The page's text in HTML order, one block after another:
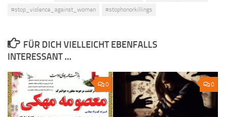
#stop_violence_against_women
#stophonorkillings
FÜR DICH VIELLEICHT EBENFALLS
INTERESSANT …
0 0